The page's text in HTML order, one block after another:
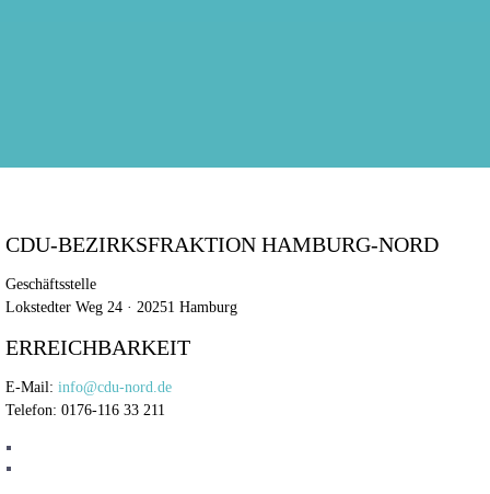
CDU-BEZIRKSFRAKTION HAMBURG-NORD
Geschäftsstelle
Lokstedter Weg 24 · 20251 Hamburg
ERREICHBARKEIT
E-Mail: info@cdu-nord.de
Telefon: 0176-116 33 211